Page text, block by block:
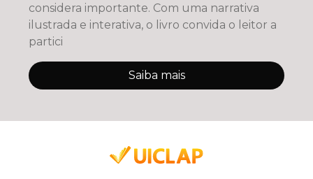
considera importante. Com uma narrativa
ilustrada e interativa, o livro convida o leitor a
partici
Saiba mais